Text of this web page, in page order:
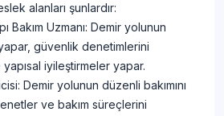
alanları şunlardır:
Bakım Uzmanı: Demir yolunun
yapar, güvenlik denetimlerini
iyileştirmeler yapar.
Demir yolunun düzenli bakımını
ve bakım süreçlerini